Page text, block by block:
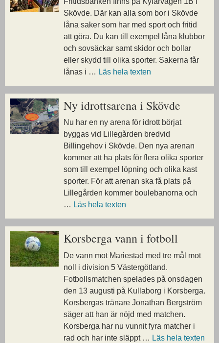
Skövde. Där kan alla som bor i Skövde
låna saker som har med sport och fritid
att göra. Du kan till exempel låna klubbor
och sovsäckar samt skidor och bollar
eller skydd till olika sporter. Sakerna får
lånas i … Läs hela texten
Ny idrottsarena i Skövde
Nu har en ny arena för idrott börjat
byggas vid Lillegården bredvid
Billingehov i Skövde. Den nya arenan
kommer att ha plats för flera olika sporter
som till exempel löpning och olika kast
sporter. För att arenan ska få plats på
Lillegården kommer boulebanorna och
… Läs hela texten
Korsberga vann i fotboll
De vann mot Mariestad med tre mål mot
noll i division 5 Västergötland.
Fotbollsmatchen spelades på onsdagen
den 13 augusti på Kullaborg i Korsberga.
Korsbergas tränare Jonathan Bergström
säger att han är nöjd med matchen.
Korsberga har nu vunnit fyra matcher i
rad och har inte släppt … Läs hela texten